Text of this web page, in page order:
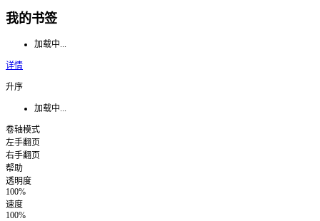
我的书签
加载中...
详情
升序
加载中...
卷轴模式
左手翻页
右手翻页
帮助
透明度
100%
速度
100%